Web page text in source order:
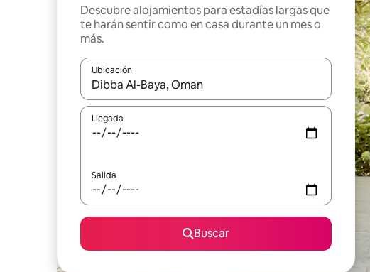
Descubre alojamientos para estadías largas que
te harán sentir como en casa durante un mes o
más.
Ubicación
Cuando los resultados estén disponibles, navega con las
Llegada
Salida
Buscar